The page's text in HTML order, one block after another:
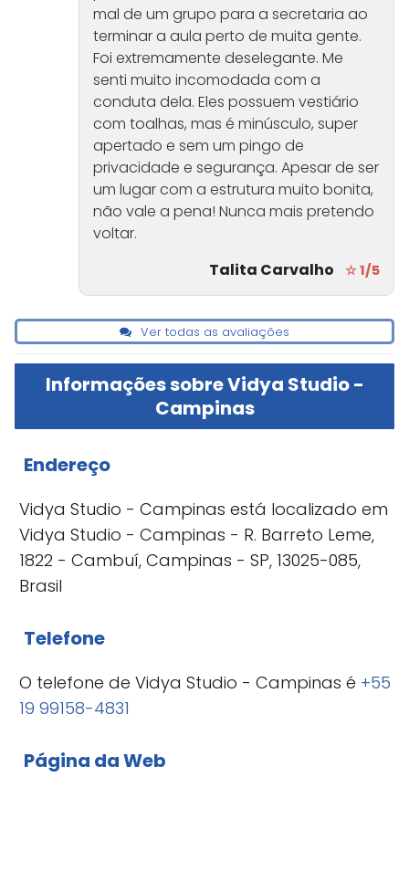
mal de um grupo para a secretaria ao
terminar a aula perto de muita gente.
Foi extremamente deselegante. Me
senti muito incomodada com a
conduta dela. Eles possuem vestiário
com toalhas, mas é minúsculo, super
apertado e sem um pingo de
privacidade e segurança. Apesar de ser
um lugar com a estrutura muito bonita,
não vale a pena! Nunca mais pretendo
voltar.
Talita Carvalho
☆ 1/5
Ver todas as avaliações
Informações sobre Vidya Studio -
Campinas
Endereço
Vidya Studio - Campinas está localizado em
Vidya Studio - Campinas - R. Barreto Leme,
1822 - Cambuí, Campinas - SP, 13025-085,
Brasil
Telefone
O telefone de Vidya Studio - Campinas é +55
19 99158-4831
Página da Web